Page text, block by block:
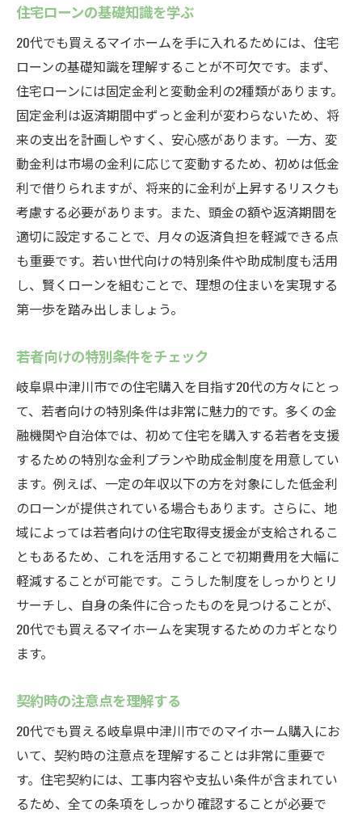
住宅ローンの基礎知識を学ぶ
20代でも買えるマイホームを手に入れるためには、住宅
ローンの基礎知識を理解することが不可欠です。まず、
住宅ローンには固定金利と変動金利の2種類があります。
固定金利は返済期間中ずっと金利が変わらないため、将
来の支出を計画しやすく、安心感があります。一方、変
動金利は市場の金利に応じて変動するため、初めは低金
利で借りられますが、将来的に金利が上昇するリスクも
考慮する必要があります。また、頭金の額や返済期間を
適切に設定することで、月々の返済負担を軽減できる点
も重要です。若い世代向けの特別条件や助成制度も活用
し、賢くローンを組むことで、理想の住まいを実現する
第一歩を踏み出しましょう。
若者向けの特別条件をチェック
岐阜県中津川市での住宅購入を目指す20代の方々にとっ
て、若者向けの特別条件は非常に魅力的です。多くの金
融機関や自治体では、初めて住宅を購入する若者を支援
するための特別な金利プランや助成金制度を用意してい
ます。例えば、一定の年収以下の方を対象にした低金利
のローンが提供されている場合もあります。さらに、地
域によっては若者向けの住宅取得支援金が支給されるこ
ともあるため、これを活用することで初期費用を大幅に
軽減することが可能です。こうした制度をしっかりとリ
サーチし、自身の条件に合ったものを見つけることが、
20代でも買えるマイホームを実現するためのカギとなり
ます。
契約時の注意点を理解する
20代でも買える岐阜県中津川市でのマイホーム購入にお
いて、契約時の注意点を理解することは非常に重要で
す。住宅契約には、工事内容や支払い条件が含まれてい
るため、全ての条項をしっかり確認することが必要で